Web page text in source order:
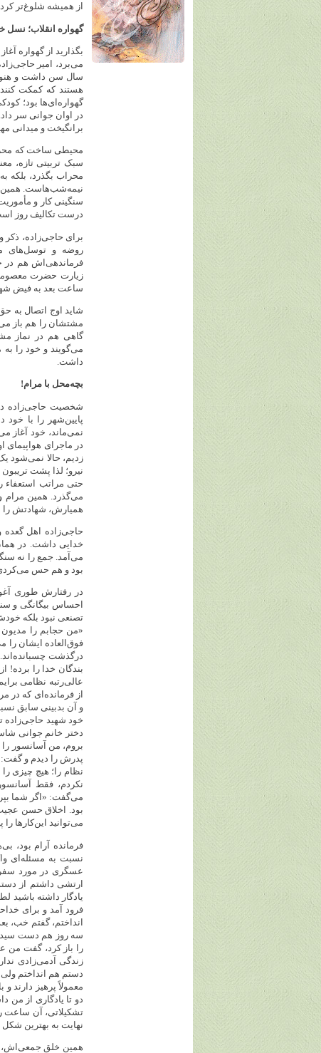
از همیشه شلوغ‌تر
گهواره انقلاب؛ نسل
می‌برد، امیر
سال سن داشت و هنوز
هستند که کمکت
در اوان جوانی سر
برانگیخت و میدانی
محیطی ساخت که
سبک تربیتی تازه،
محراب بگذرد، بلکه
سنگینی کار و
درست تکالیف روز
برای حاجی‌زاده، ذکر
روضه و توسل‌های
فرماندهی‌اش هم در
زیارت حضرت
ساعت بعد به فیض
شاید اوج اتصال به
مشتشان را هم باز
گاهی هم در نماز
می‌گویند و خود را به
داشت.
بچه‌محل با مرام!
شخصیت حاجی‌زاده
پایین‌شهر را با
نمی‌ماند، خود آغاز
در ماجرای هواپیمای
زدیم، حالا نمی‌شود
نیرو؛ لذا پشت
حتی مراتب استعفاء
می‌گذرد. همین مرام
همیارش، شهادتش را
حاجی‌زاده اهل
خدایی داشت. در
می‌آمد. جمع را نه
بود و هم حس می‌کردی
در رفتارش طوری
احساس بیگانگی و
تصنعی نبود بلکه
«من حجابم را
فوق‌العاده ایشان را
درگذشت
بندگان خدا را
عالی‌رتبه نظامی
از فرمانده‌ای که
و آن بدبینی سابق
خود شهید حاجی‌زاده
دختر خانم جوانی
بروم، من آسانسور
پدرش را دیدم و گفت:
نظام را؛ هیچ چیزی
می‌گفت: «اگر شما
بود. اخلاق حسن
می‌توانید این‌کارها را
فرمانده آرام بود،
نسبت به مسئله‌ای
عسگری در مورد
ارتشی داشتم از
یادگار داشته
فرود آمد و برای
انداختم، گفتم خب،
سه روز هم دست
را باز کرد، گفت
زندگی آدمی‌زادی
دستم هم انداختم
معمولاً پرهیز
تشکیلاتی، آن ساعت
نهایت به بهترین
همین خلق جمعی‌اش،